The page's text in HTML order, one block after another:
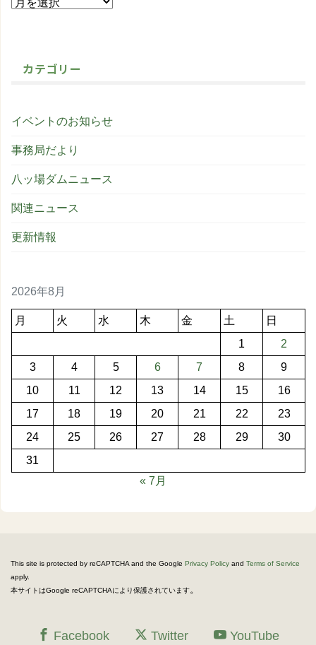
カテゴリー
イベントのお知らせ
事務局だより
八ッ場ダムニュース
関連ニュース
更新情報
2026年8月
月 火 水 木 金 土
日
1
2
3
4 5 6 7 8
9
10
11 12 13 14 15
16
17
18 19 20 21 22
23
24
25 26 27 28 29
30
31
« 7月
This site is protected by reCAPTCHA and the Google Privacy Policy and Terms of Service
apply.
本サイトはGoogle reCAPTCHAにより保護されています。
Facebook Twitter YouTube